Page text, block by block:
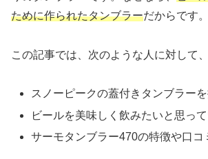
ために作られたタンブラーだからです。
この記事では、次のような人に対して、
スノーピークの蓋付きタンブラー
ビールを美味しく飲みたいと思って
サーモタンブラー470の特徴や口コ